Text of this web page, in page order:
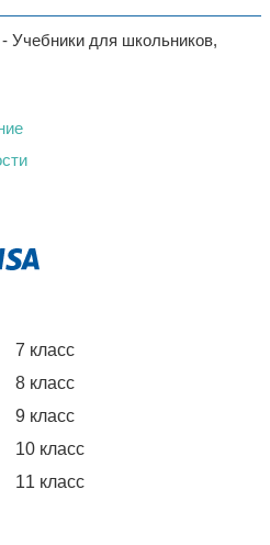
- Учебники для школьников,
7 класс
8 класс
9 класс
10 класс
11 класс